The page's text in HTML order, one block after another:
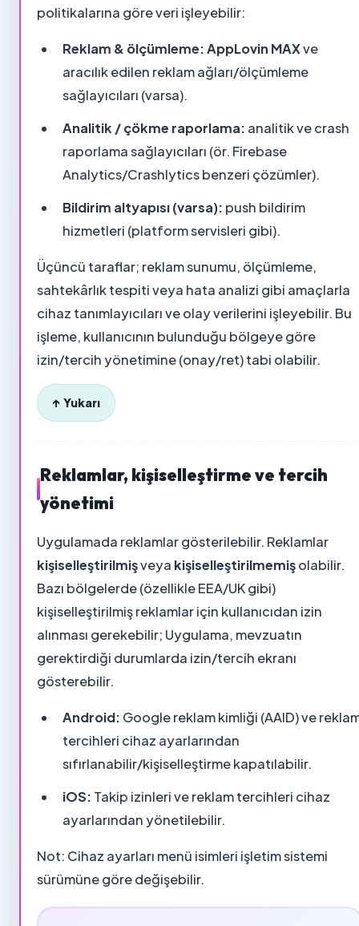
politikalarına göre veri işleyebilir:
Reklam & ölçümleme:AppLovin MAXve
aracılık edilen reklam ağları/ölçümleme
sağlayıcıları (varsa).
Analitik / çökme raporlama: analitik ve crash
raporlama sağlayıcıları (ör. Firebase
Analytics/Crashlytics benzeri çözümler).
Bildirim altyapısı (varsa): push bildirim
hizmetleri (platform servisleri gibi).
Üçüncü taraflar; reklam sunumu, ölçümleme,
sahtekârlık tespiti veya hata analizi gibi amaçlarla
cihaz tanımlayıcıları ve olay verilerini işleyebilir. Bu
işleme, kullanıcının bulunduğu bölgeye göre
izin/tercih yönetimine (onay/ret) tabi olabilir.
↑ Yukarı
Reklamlar, kişiselleştirme ve tercih
yönetimi
Uygulamada reklamlar gösterilebilir. Reklamlar
kişiselleştirilmişveya kişiselleştirilmemişolabilir.
Bazı bölgelerde (özellikle EEA/UK gibi)
kişiselleştirilmiş reklamlar için kullanıcıdan izin
alınması gerekebilir; Uygulama, mevzuatın
gerektirdiği durumlarda izin/tercih ekranı
gösterebilir.
Android: Google reklam kimliği (AAID) ve
tercihleri cihaz ayarlarından
sıfırlanabilir/kişiselleştirme kapatılabilir.
iOS: Takip izinleri ve reklam tercihleri cihaz
ayarlarından yönetilebilir.
Not: Cihaz ayarları menü isimleri işletim sistemi
sürümüne göre değişebilir.